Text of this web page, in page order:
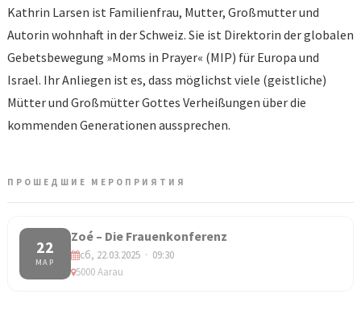
Kathrin Larsen ist Familienfrau, Mutter, Großmutter und
Autorin wohnhaft in der Schweiz. Sie ist Direktorin der globalen
Gebetsbewegung »Moms in Prayer« (MIP) für Europa und
Israel. Ihr Anliegen ist es, dass möglichst viele (geistliche)
Mütter und Großmütter Gottes Verheißungen über die
kommenden Generationen aussprechen.
ПРОШЕДШИЕ МЕРОПРИЯТИЯ
22
МАР
Zoé – Die Frauenkonferenz
сб, 22.03.2025 · 09:30
5000 Aarau